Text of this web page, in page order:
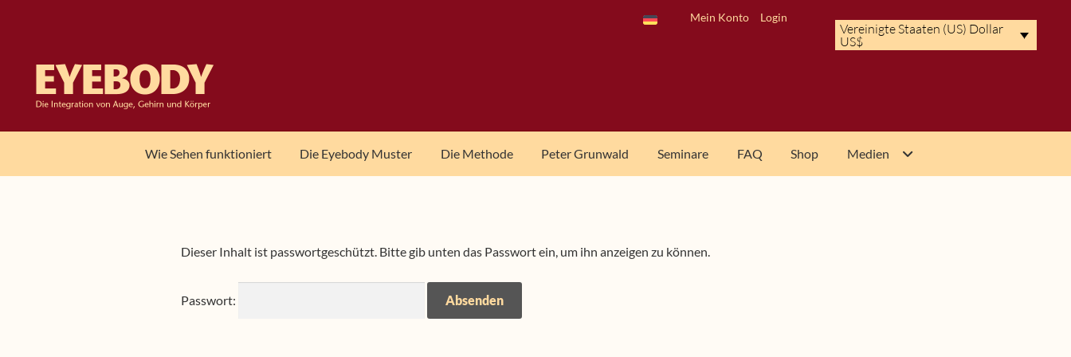
Vereinigte Staaten (US) Dollar
US$
Mein Konto Login
Wie Sehen funktioniert Die Eyebody Muster Die Methode Peter Grunwald Seminare FAQ Shop Medien
Dieser Inhalt ist passwortgeschützt. Bitte gib unten das Passwort ein, um ihn anzeigen zu können.
Passwort: